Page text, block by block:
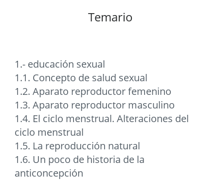
Temario
1.- educación sexual
1.1. Concepto de salud sexual
1.2. Aparato reproductor femenino
1.3. Aparato reproductor masculino
1.4. El ciclo menstrual. Alteraciones del
ciclo menstrual
1.5. La reproducción natural
1.6. Un poco de historia de la
anticoncepción